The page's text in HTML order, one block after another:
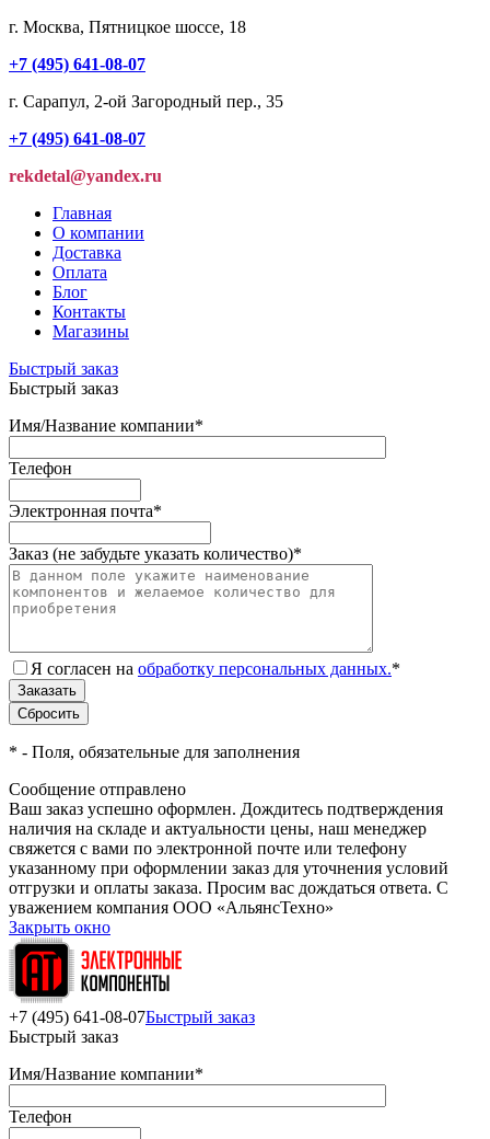
г. Москва, Пятницкое шоссе, 18
+7 (495) 641-08-07
г. Сарапул, 2-ой Загородный пер., 35
+7 (495) 641-08-07
rekdetal@yandex.ru
Главная
О компании
Доставка
Оплата
Блог
Контакты
Магазины
Быстрый заказ
Быстрый заказ
Имя/Название компании*
Телефон
Электронная почта*
Заказ (не забудьте указать количество)*
Я согласен на обработку персональных данных.*
* - Поля, обязательные для заполнения
Сообщение отправлено
Ваш заказ успешно оформлен. Дождитесь подтверждения
наличия на складе и актуальности цены, наш менеджер
свяжется с вами по электронной почте или телефону
указанному при оформлении заказ для уточнения условий
отгрузки и оплаты заказа. Просим вас дождаться ответа. С
уважением компания ООО «АльянсТехно»
Закрыть окно
+7 (495) 641-08-07Быстрый заказ
Быстрый заказ
Имя/Название компании*
Телефон